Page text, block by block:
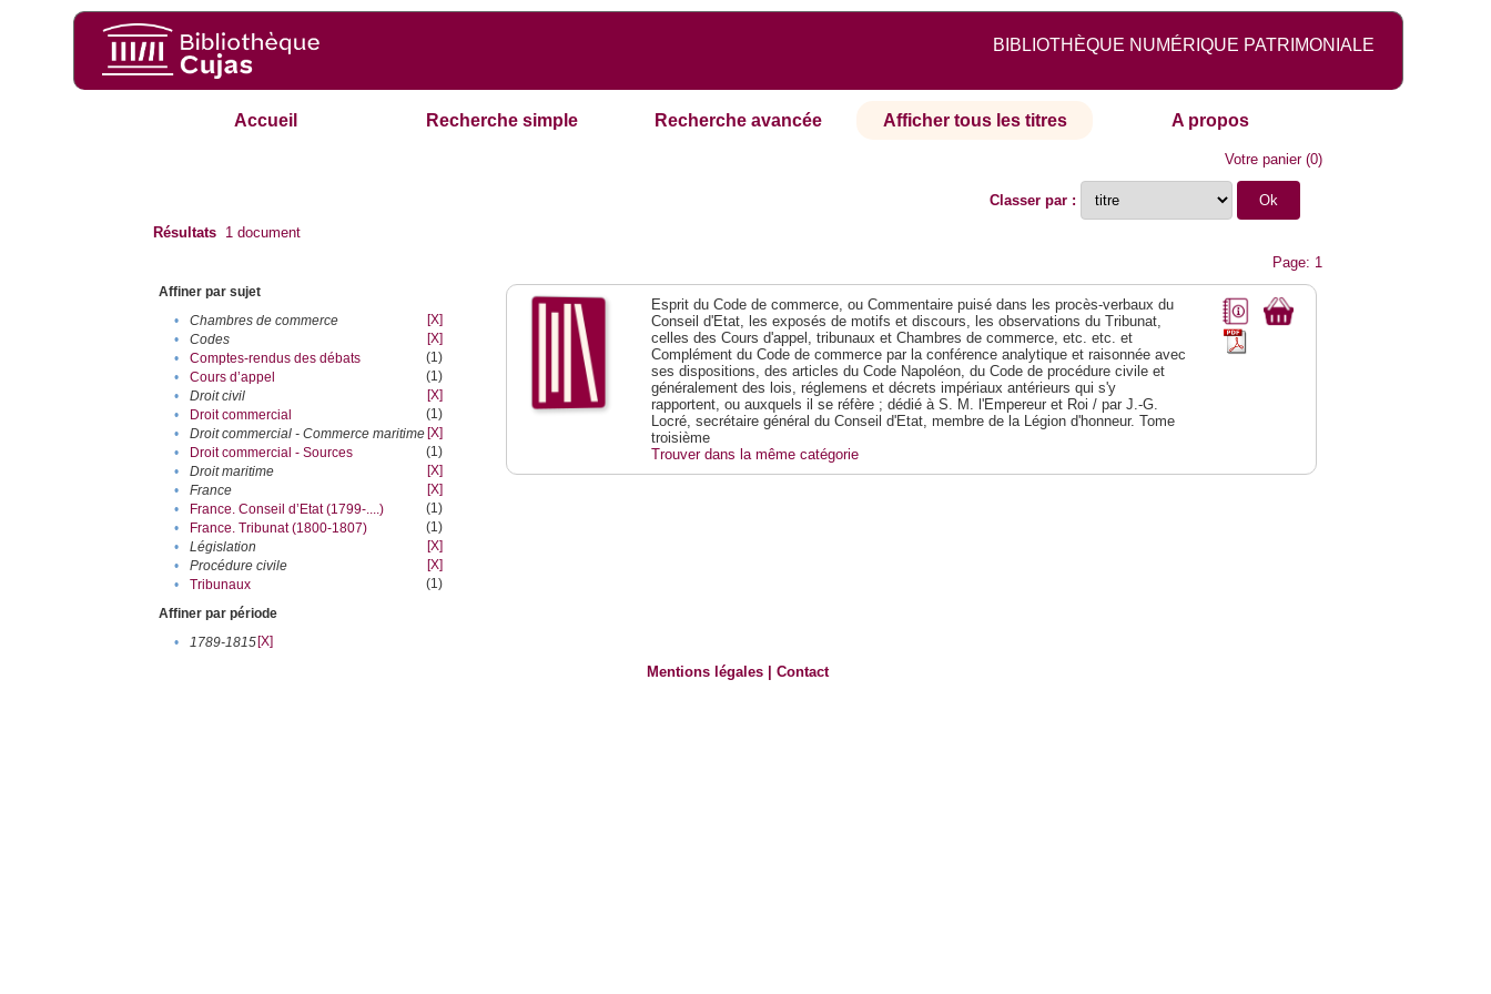
BIBLIOTHÈQUE NUMÉRIQUE PATRIMONIALE
Accueil Recherche simple Recherche avancée Afficher tous les titres A propos
Votre panier(0)
Classer par :
Résultats 1 document
Page: 1
Affiner par sujet
•
Chambres de commerce
[X]
•
Codes
[X]
•
Comptes-rendus des débats
(1)
•
Cours d’appel
(1)
•
Droit civil
[X]
•
Droit commercial
(1)
•
Droit commercial - Commerce maritime [X]
•
Droit commercial - Sources
(1)
•
Droit maritime
[X]
•
France
[X]
•
France. Conseil d’Etat (1799-....)
(1)
•
France. Tribunat (1800-1807)
(1)
•
Législation
[X]
•
Procédure civile
[X]
•
Tribunaux
(1)
Affiner par période
•
1789-1815[X]
Esprit du Code de commerce, ou Commentaire puisé dans les procès-verbaux du
Conseil d'Etat, les exposés de motifs et discours, les observations du Tribunat,
celles des Cours d'appel, tribunaux et Chambres de commerce, etc. etc. et
Complément du Code de commerce par la conférence analytique et raisonnée avec
ses dispositions, des articles du Code Napoléon, du Code de procédure civile et
généralement des lois, réglemens et décrets impériaux antérieurs qui s'y
rapportent, ou auxquels il se réfère ; dédié à S. M. l'Empereur et Roi / par J.-G.
Locré, secrétaire général du Conseil d'Etat, membre de la Légion d'honneur. Tome
troisième
Trouver dans la même catégorie
Mentions légales |Contact